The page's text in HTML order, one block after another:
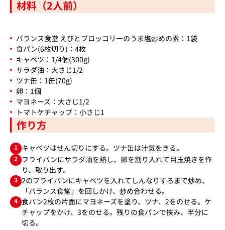
材料（2人前）
バランス食堂 えびとブロッコリーのうま塩炒めの素：1袋
食パン(6枚切り)：4枚
キャベツ：1/4個(300g)
サラダ油：大さじ1/2
ツナ缶：1缶(70g)
卵：1個
マヨネーズ：大さじ1/2
トマトケチャップ：小さじ1
作り方
1 キャベツはせん切りにする。ツナ缶は汁気をきる。
2 フライパンにサラダ油を熱し、卵を割り入れて目玉焼きを作
り、取り出す。
3 2のフライパンにキャベツを入れてしんなりするまで炒め、
「バランス食堂」を回しかけ、炒め合わせる。
4 食パン2枚の片面にマヨネーズを塗り、ツナ、2をのせる。ケ
チャップをかけ、3をのせる。残りの食パンで挟み、半分に
切る。